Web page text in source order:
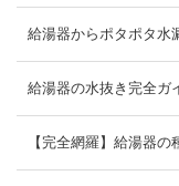
給湯器からポタポタ水
給湯器の水抜き完全ガ
【完全網羅】給湯器